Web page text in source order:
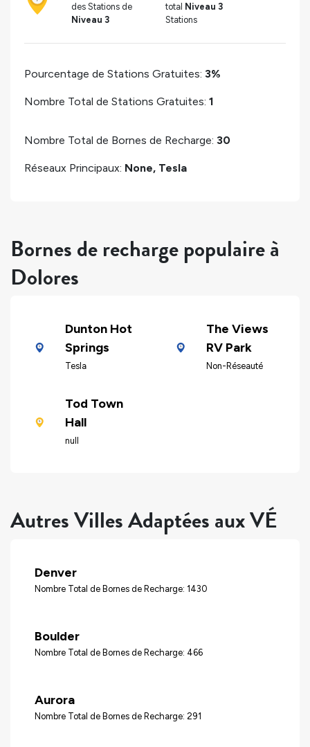
des Stations de
Niveau 3
total Niveau 3
Stations
Pourcentage de Stations Gratuites: 3%
Nombre Total de Stations Gratuites: 1
Nombre Total de Bornes de Recharge: 30
Réseaux Principaux: None, Tesla
Bornes de recharge populaire à
Dolores
Dunton Hot
Springs
Tesla
The Views
RV Park
Non-Réseauté
Tod Town
Hall
null
Autres Villes Adaptées aux VÉ
Denver
Nombre Total de Bornes de Recharge: 1430
Boulder
Nombre Total de Bornes de Recharge: 466
Aurora
Nombre Total de Bornes de Recharge: 291